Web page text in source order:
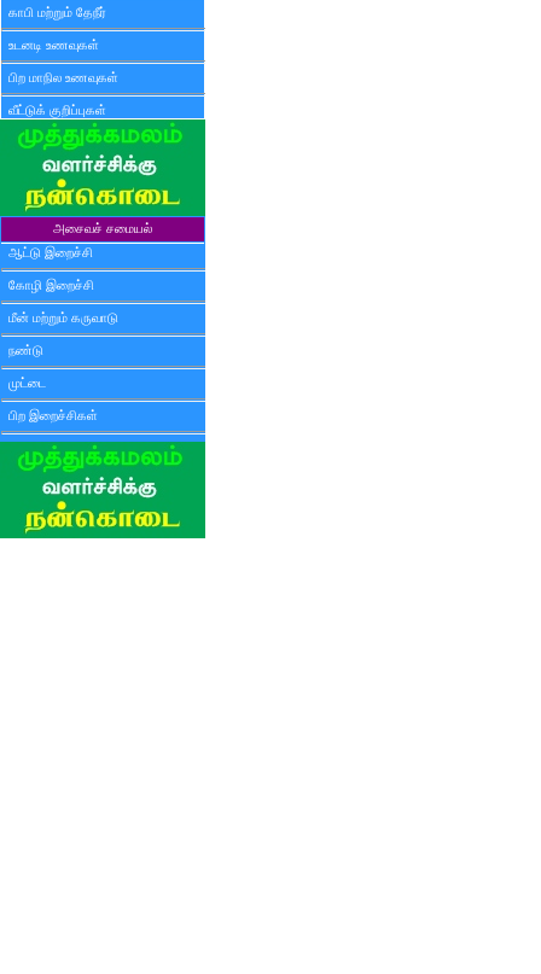
காபி மற்றும் தேநீர்
உடனடி உணவுகள்
பிற மாநில உணவுகள்
வீட்டுக் குறிப்புகள்
அசைவச் சமையல்
ஆட்டு இறைச்சி
கோழி இறைச்சி
மீன் மற்றும் கருவாடு
நண்டு
முட்டை
பிற இறைச்சிகள்